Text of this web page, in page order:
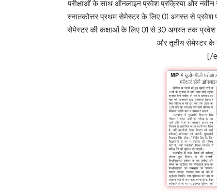
परीक्षाओं के साथ ऑनलाइन प्रवेश प्रक्रिया और
स्नातकोत्तर प्रथम सेमेस्टर के लिए 01 अगस्त से प्रवेश
सेमेस्टर की कक्षाओं के लिए 01 से 30 अगस्त तक प्रवेश
और तृतीय सेमेस्टर के
[/